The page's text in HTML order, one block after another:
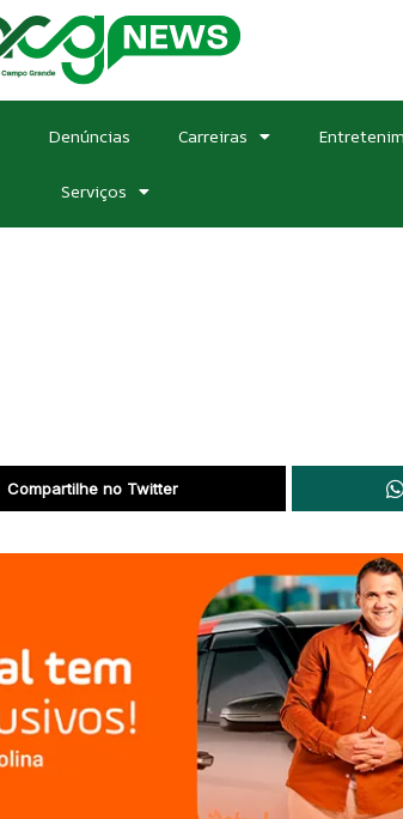
Denúncias Carreiras
Serviços
Compartilhe no Twitter